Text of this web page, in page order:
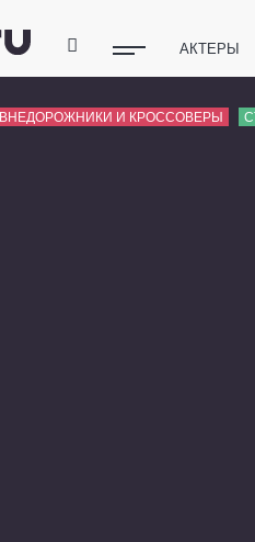
АКТЕРЫ
ФИТНЕС
ВНЕДОРОЖНИКИ И КРОССОВЕРЫ